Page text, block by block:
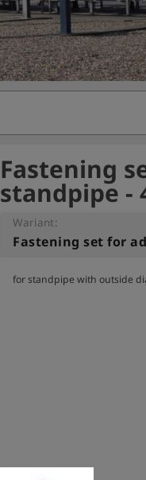
Fastening
standpipe -
Wariant:
for standpipe with outside